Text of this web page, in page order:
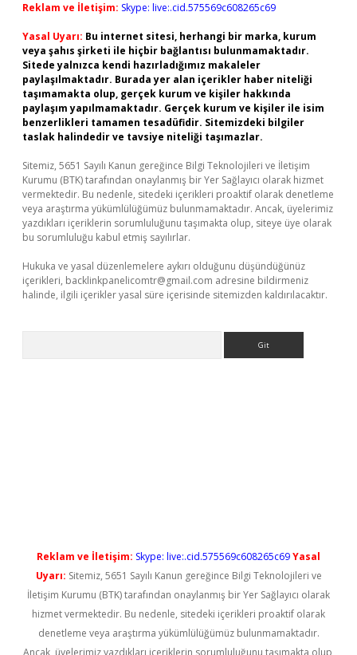
Reklam ve İletişim: Skype: live:.cid.575569c608265c69
Yasal Uyarı: Bu internet sitesi, herhangi bir marka, kurum
veya şahıs şirketi ile hiçbir bağlantısı bulunmamaktadır.
Sitede yalnızca kendi hazırladığımız makaleler
paylaşılmaktadır. Burada yer alan içerikler haber niteliği
taşımamakta olup, gerçek kurum ve kişiler hakkında
paylaşım yapılmamaktadır. Gerçek kurum ve kişiler ile isim
benzerlikleri tamamen tesadüfidir. Sitemizdeki bilgiler
taslak halindedir ve tavsiye niteliği taşımazlar.
Sitemiz, 5651 Sayılı Kanun gereğince Bilgi Teknolojileri ve İletişim
Kurumu (BTK) tarafından onaylanmış bir Yer Sağlayıcı olarak hizmet
vermektedir. Bu nedenle, sitedeki içerikleri proaktif olarak denetleme
veya araştırma yükümlülüğümüz bulunmamaktadır. Ancak, üyelerimiz
yazdıkları içeriklerin sorumluluğunu taşımakta olup, siteye üye olarak
bu sorumluluğu kabul etmiş sayılırlar.
Hukuka ve yasal düzenlemelere aykırı olduğunu düşündüğünüz
içerikleri, backlinkpanelicomtr@gmail.com adresine bildirmeniz
halinde, ilgili içerikler yasal süre içerisinde sitemizden kaldırılacaktır.
Reklam ve İletişim: Skype: live:.cid.575569c608265c69Yasal
Uyarı: Sitemiz, 5651 Sayılı Kanun gereğince Bilgi Teknolojileri ve
İletişim Kurumu (BTK) tarafından onaylanmış bir Yer Sağlayıcı olarak
hizmet vermektedir. Bu nedenle, sitedeki içerikleri proaktif olarak
denetleme veya araştırma yükümlülüğümüz bulunmamaktadır.
Ancak, üyelerimiz yazdıkları içeriklerin sorumluluğunu taşımakta olup,